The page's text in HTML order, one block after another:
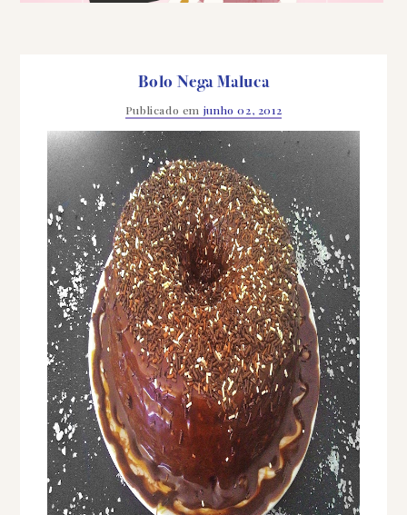
Bolo Nega Maluca
Publicado em junho 02, 2012